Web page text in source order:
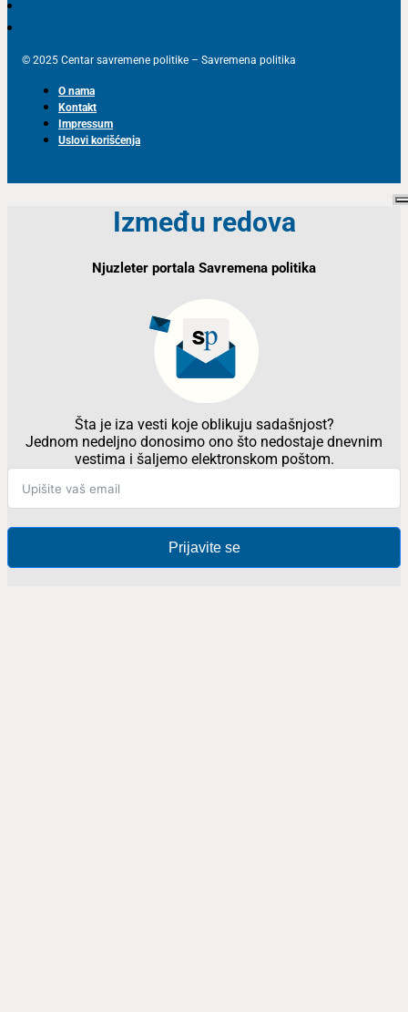
© 2025 Centar savremene politike – Savremena politika
O nama
Kontakt
Impressum
Uslovi korišćenja
Između redova
Njuzleter portala Savremena politika
Šta je iza vesti koje oblikuju sadašnjost?
Jednom nedeljno donosimo ono što nedostaje dnevnim
vestima i šaljemo elektronskom poštom.
Prijavite se